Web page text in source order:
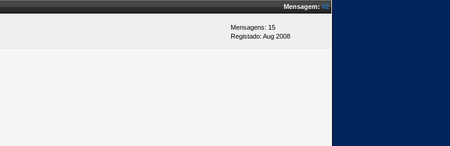
Mensagem:#2
Mensagens: 15
Registado: Aug 2008